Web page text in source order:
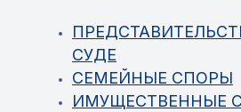
СУДЕ
СЕМЕЙНЫЕ СПОРЫ
ИМУЩЕСТВЕННЫЕ